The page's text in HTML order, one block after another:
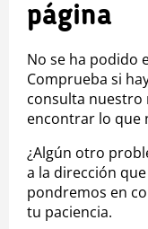
página
No se ha podido
Comprueba si
consulta nuestro
encontrar lo que
¿Algún otro
a la dirección
pondremos en
tu paciencia.